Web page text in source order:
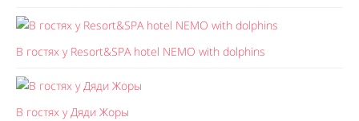
В гостях у Resort&SPA hotel NEMO with dolphins
В гостях у Дяди Жоры